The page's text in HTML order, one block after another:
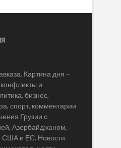
Картина дня –
и
бизнес,
спорт, комментарии
Грузии с
Азербайджаном,
США и ЕС. Новости